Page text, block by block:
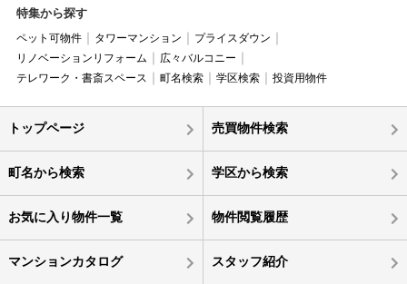
特集から探す
ペット可物件 タワーマンション
プライスダウン
リノベーションリフォーム
広々バルコニー
テレワーク・書斎スペース
町名検索 学区検索 投資用物件
トップページ 売買物件検索
町名から検索 学区から検索
お気に入り物件一覧 物件閲覧履歴
マンションカタログ スタッフ紹介